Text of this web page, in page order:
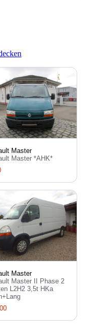
Master
Master *AHK*
Master
Master II Phase 2
L2H2 3,5t HKa